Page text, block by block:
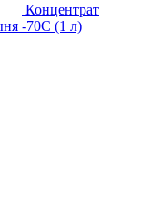
Концентрат
-70С (1 л)